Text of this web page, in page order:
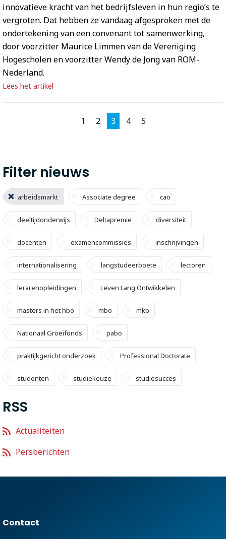
innovatieve kracht van het bedrijfsleven in hun regio’s te
vergroten. Dat hebben ze vandaag afgesproken met de
ondertekening van een convenant tot samenwerking,
door voorzitter Maurice Limmen van de Vereniging
Hogescholen en voorzitter Wendy de Jong van ROM-
Nederland.
Lees het artikel
1 2 3 4 5
Filter nieuws
#
arbeidsmarkt Associate degree cao
deeltijdonderwijs Deltapremie diversiteit
docenten examencommissies inschrijvingen
internationalisering langstudeerboete lectoren
lerarenopleidingen Leven Lang Ontwikkelen
masters in het hbo mbo mkb
Nationaal Groeifonds pabo
praktijkgericht onderzoek Professional Doctorate
studenten studiekeuze studiesucces
RSS
Actualiteiten
Persberichten
Contact